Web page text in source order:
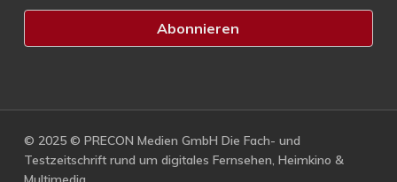
© 2025 © PRECON Medien GmbH Die Fach- und
Testzeitschrift rund um digitales Fernsehen, Heimkino &